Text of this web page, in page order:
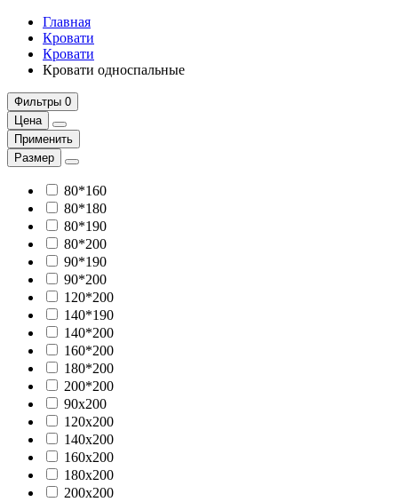
Главная
Кровати
Кровати
Кровати односпальные
Фильтры 0
Цена
Применить
Размер
80*160
80*180
80*190
80*200
90*190
90*200
120*200
140*190
140*200
160*200
180*200
200*200
90х200
120х200
140х200
160х200
180х200
200х200